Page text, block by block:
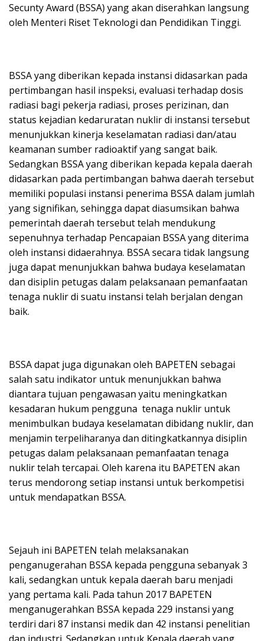
Secunty Award (BSSA) yang akan diserahkan langsung
oleh Menteri Riset Teknologi dan Pendidikan Tinggi.
BSSA yang diberikan kepada instansi didasarkan pada
pertimbangan hasil inspeksi, evaluasi terhadap dosis
radiasi bagi pekerja radiasi, proses perizinan, dan
status kejadian kedaruratan nuklir di instansi tersebut
menunjukkan kinerja keselamatan radiasi dan/atau
keamanan sumber radioaktif yang sangat baik.
Sedangkan BSSA yang diberikan kepada kepala daerah
didasarkan pada pertimbangan bahwa daerah tersebut
memiliki populasi instansi penerima BSSA dalam jumlah
yang signifikan, sehingga dapat diasumsikan bahwa
pemerintah daerah tersebut telah mendukung
sepenuhnya terhadap Pencapaian BSSA yang diterima
oleh instansi didaerahnya. BSSA secara tidak langsung
juga dapat menunjukkan bahwa budaya keselamatan
dan disiplin petugas dalam pelaksanaan pemanfaatan
tenaga nuklir di suatu instansi telah berjalan dengan
baik.
BSSA dapat juga digunakan oleh BAPETEN sebagai
salah satu indikator untuk menunjukkan bahwa
diantara tujuan pengawasan yaitu meningkatkan
kesadaran hukum pengguna tenaga nuklir untuk
menimbulkan budaya keselamatan dibidang nuklir, dan
menjamin terpeliharanya dan ditingkatkannya disiplin
petugas dalam pelaksanaan pemanfaatan tenaga
nuklir telah tercapai. Oleh karena itu BAPETEN akan
terus mendorong setiap instansi untuk berkompetisi
untuk mendapatkan BSSA.
Sejauh ini BAPETEN telah melaksanakan
penganugerahan BSSA kepada pengguna sebanyak 3
kali, sedangkan untuk kepala daerah baru menjadi
yang pertama kali. Pada tahun 2017 BAPETEN
menganugerahkan BSSA kepada 229 instansi yang
terdiri dari 87 instansi medik dan 42 instansi penelitian